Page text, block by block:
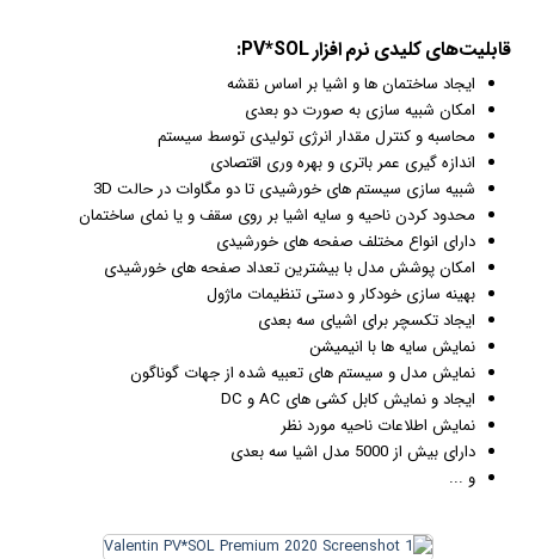
قابلیت‌های کلیدی نرم افزار
ایجاد ساختمان ها و اشیا بر اساس نقشه
امکان شبیه سازی به صورت دو بعدی
محاسبه و کنترل مقدار انرژی تولیدی توسط سیستم
اندازه گیری عمر باتری و بهره وری اقتصادی
شبیه سازی سیستم های خورشیدی تا دو مگاوات در حالت 3D
محدود کردن ناحیه و سایه اشیا بر روی سقف و یا نمای ساختمان
دارای انواع مختلف صفحه های خورشیدی
امکان پوشش مدل با بیشترین تعداد صفحه های خورشیدی
بهینه سازی خودکار و دستی تنظیمات ماژول
ایجاد تکسچر برای اشیای سه بعدی
نمایش سایه ها با انیمیشن
نمایش مدل و سیستم های تعبیه شده از جهات گوناگون
ایجاد و نمایش کابل کشی های AC و DC
نمایش اطلاعات ناحیه مورد نظر
دارای بیش از 5000 مدل اشیا سه بعدی
و ...